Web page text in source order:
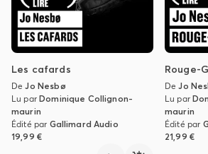
Les cafards
DeJo Nesbø
Lu parDominique Collignon-
maurin
Édité par Gallimard Audio
19,99 €
Rouge-
DeJo
Lu par
maurin
Édité par
21,99 €